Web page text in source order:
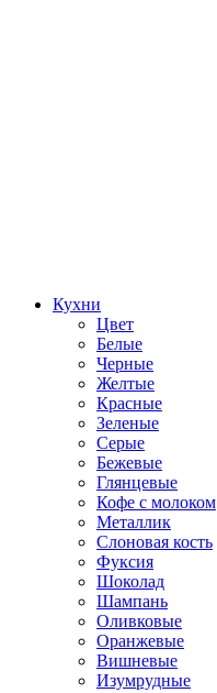
Кухни
Цвет
Белые
Черные
Желтые
Красные
Зеленые
Серые
Бежевые
Глянцевые
Кофе с молоком
Металлик
Слоновая кость
Фуксия
Шоколад
Шампань
Оливковые
Оранжевые
Вишневые
Изумрудные